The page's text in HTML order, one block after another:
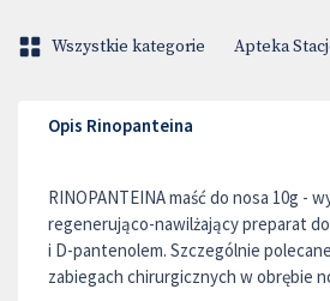
Wszystkie kategorie Apteka
Opis Rinopanteina
RINOPANTEINA maść do nosa 10g -
regenerująco-nawilżający preparat
i D-pantenolem. Szczególnie
zabiegach chirurgicznych w obrębie